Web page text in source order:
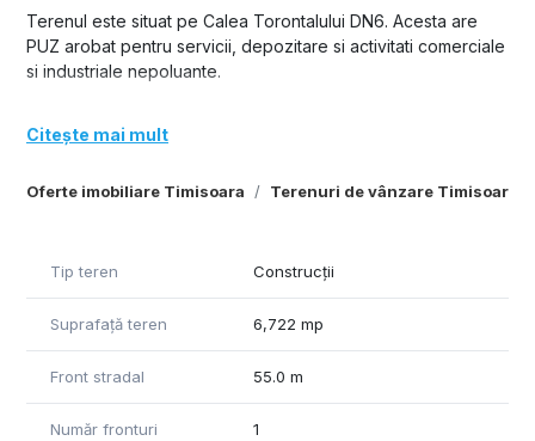
Oferte imobiliare Timisoara Terenuri de vânzare Timisoara
Terenul este situat pe Calea Torontalului DN6. Acesta are
PUZ arobat pentru servicii, depozitare si activitati comerciale
si industriale nepoluante.
Citește mai mult
Tip teren Construcții
Suprafață teren 6,722 mp
Front stradal 55.0 m
Număr fronturi
1